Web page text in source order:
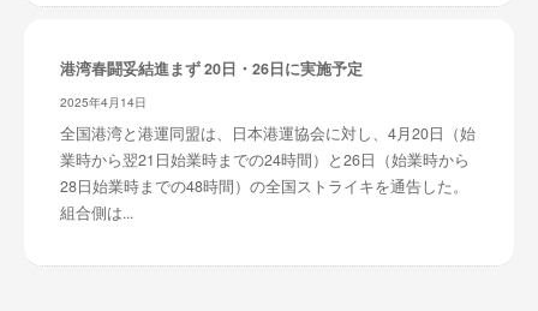
港湾春闘妥結進まず 20日・26日に実施予定
2025年4月14日
全国港湾と港運同盟は、日本港運協会に対し、4月20日（始
業時から翌21日始業時までの24時間）と26日（始業時から
28日始業時までの48時間）の全国ストライキを通告した。
組合側は...